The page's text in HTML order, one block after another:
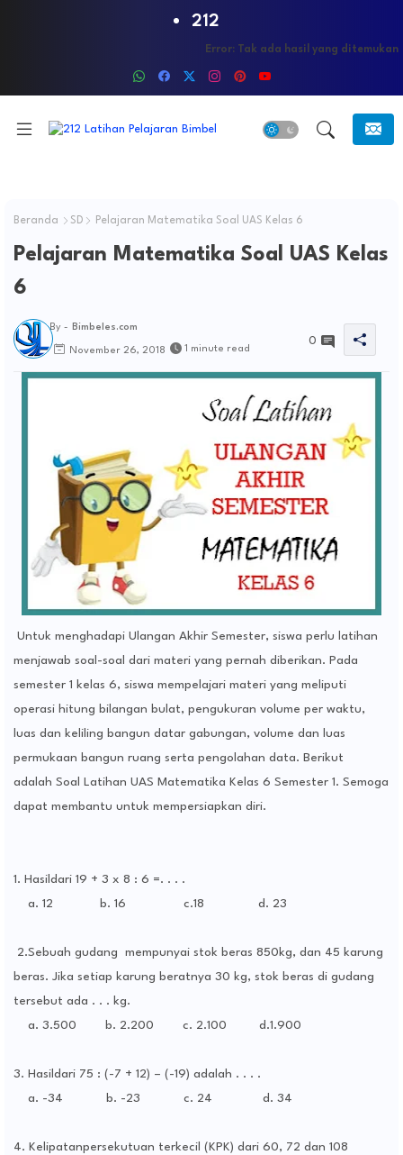
212
Error: Tak ada hasil yang ditemukan
Beranda SD Pelajaran Matematika Soal UAS Kelas 6
Pelajaran Matematika Soal UAS Kelas
6
By - Bimbeles.com
November 26, 2018 1 minute read
0
Untuk menghadapi Ulangan Akhir Semester, siswa perlu latihan
menjawab soal-soal dari materi yang pernah diberikan. Pada
semester 1 kelas 6, siswa mempelajari materi yang meliputi
operasi hitung bilangan bulat, pengukuran volume per waktu,
luas dan keliling bangun datar gabungan, volume dan luas
permukaan bangun ruang serta pengolahan data. Berikut
adalah Soal Latihan UAS Matematika Kelas 6 Semester 1. Semoga
dapat membantu untuk mempersiapkan diri.
1. Hasildari 19 + 3 x 8 : 6 =. . . .
a. 12 b. 16 c.18 d. 23
2.Sebuah gudang mempunyai stok beras 850kg, dan 45 karung
beras. Jika setiap karung beratnya 30 kg, stok beras di gudang
tersebut ada . . . kg.
a. 3.500 b. 2.200 c. 2.100 d.1.900
3. Hasildari 75 : (-7 + 12) – (-19) adalah . . . .
a. -34 b. -23 c. 24 d. 34
4. Kelipatanpersekutuan terkecil (KPK) dari 60, 72 dan 108